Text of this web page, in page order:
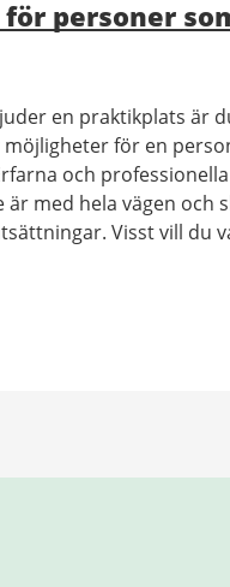
personer
en praktikplats är
möjligheter för en
och professionella
är med hela vägen och
Visst vill du